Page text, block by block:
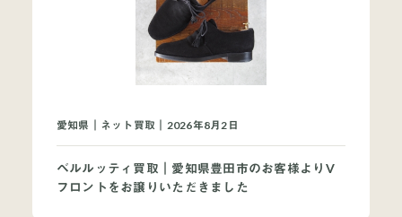
愛知県｜ネット買取｜2026年8月2日
ベルルッティ買取｜愛知県豊田市のお客様よりV
フロントをお譲りいただきました